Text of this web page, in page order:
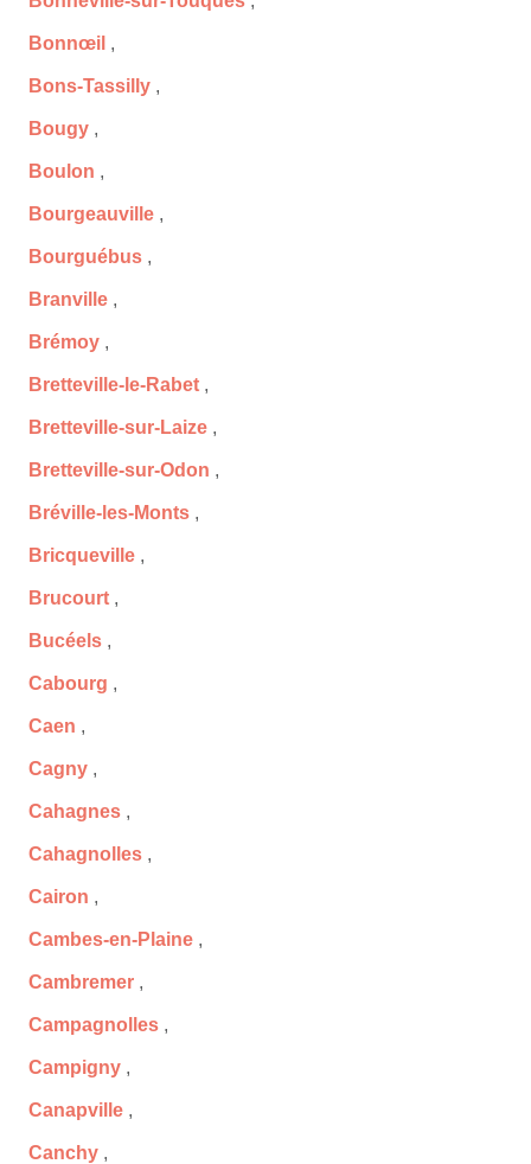
Bonnœil ,
Bons-Tassilly ,
Bougy ,
Boulon ,
Bourgeauville ,
Bourguébus ,
Branville ,
Brémoy ,
Bretteville-le-Rabet ,
Bretteville-sur-Laize ,
Bretteville-sur-Odon ,
Bréville-les-Monts ,
Bricqueville ,
Brucourt ,
Bucéels ,
Cabourg ,
Caen ,
Cagny ,
Cahagnes ,
Cahagnolles ,
Cairon ,
Cambes-en-Plaine ,
Cambremer ,
Campagnolles ,
Campigny ,
Canapville ,
Canchy ,